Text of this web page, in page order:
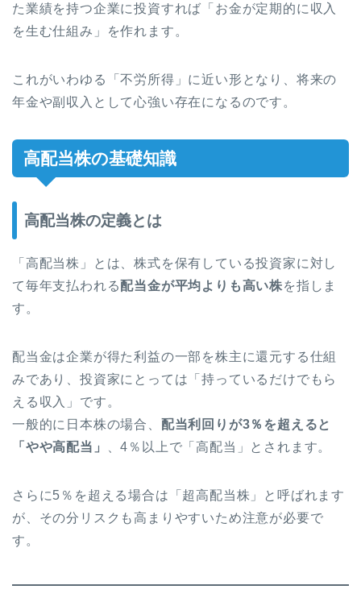
た業績を持つ企業に投資すれば「お金が定期的に収入
を生む仕組み」を作れます。
これがいわゆる「不労所得」に近い形となり、将来の
年金や副収入として心強い存在になるのです。
高配当株の基礎知識
高配当株の定義とは
「高配当株」とは、株式を保有している投資家に対し
て毎年支払われる配当金が平均よりも高い株を指しま
す。
配当金は企業が得た利益の一部を株主に還元する仕組
みであり、投資家にとっては「持っているだけでもら
える収入」です。
一般的に日本株の場合、 配当利回りが3％を超えると
「やや高配当」
、4％以上で「高配当」とされます。
さらに5％を超える場合は「超高配当株」と呼ばれます
が、その分リスクも高まりやすいため注意が必要で
す。